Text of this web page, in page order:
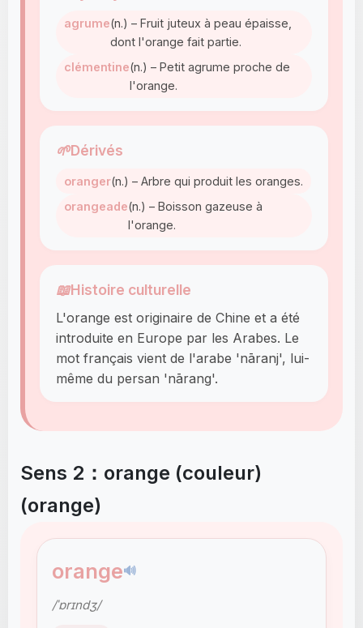
agrume(n.) – Fruit juteux à peau épaisse,
dont l'orange fait partie.
clémentine(n.) – Petit agrume proche de
l'orange.
🌱Dérivés
oranger(n.) – Arbre qui produit les oranges.
orangeade(n.) – Boisson gazeuse à
l'orange.
📖Histoire culturelle
L'orange est originaire de Chine et a été
introduite en Europe par les Arabes. Le
mot français vient de l'arabe 'nāranj', lui-
même du persan 'nārang'.
Sens 2：orange (couleur)
(orange)
orange🔊
/ˈɒrɪndʒ/